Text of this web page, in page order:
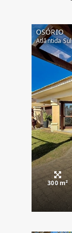
OSÓRIO
Atlântida Sul
300 m²